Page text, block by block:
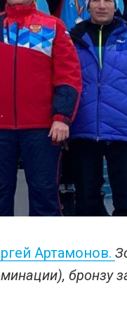
Артамонов.
бронзу